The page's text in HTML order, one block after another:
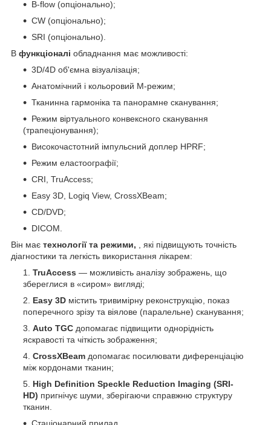
B-flow (опціонально);
CW (опціонально);
SRI (опціонально).
В функціоналі обладнання має можливості:
3D/4D об'ємна візуалізація;
Анатомічний і кольоровий М-режим;
Тканинна гармоніка та панорамне сканування;
Режим віртуального конвексного сканування
(трапеціонування);
Високочастотний імпульсний доплер HPRF;
Режим еластоографії;
CRI, TruAccess;
Easy 3D, Logiq View, CrossXBeam;
CD/DVD;
DICOM.
Він має технології та режими, , які підвищують точність
діагностики та легкість використання лікарем:
TruAccess — можливість аналізу зображень, що
збереглися в «сиром» вигляді;
Easy 3D містить тривимірну реконструкцію, показ
поперечного зрізу та віялове (паралельне) сканування;
Auto TGC допомагає підвищити однорідність
яскравості та чіткість зображення;
CrossXBeam допомагає посилювати диференціацію
між кордонами тканин;
High Definition Speckle Reduction Imaging (SRI-
HD) пригнічує шуми, зберігаючи справжню структуру
тканин.
Стаціонарний прилад